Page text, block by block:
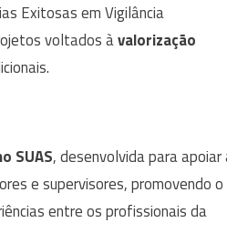
Exitosas em Vigilância
voltados àvalorização
SUAS, desenvolvida para apoiar
e supervisores, promovendo o
entre os profissionais da